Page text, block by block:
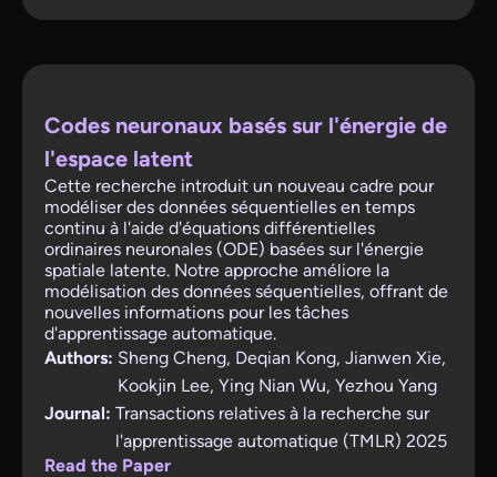
Codes neuronaux basés sur l'énergie de
l'espace latent
Cette recherche introduit un nouveau cadre pour
modéliser des données séquentielles en temps
continu à l'aide d'équations différentielles
ordinaires neuronales (ODE) basées sur l'énergie
spatiale latente. Notre approche améliore la
modélisation des données séquentielles, offrant de
nouvelles informations pour les tâches
d'apprentissage automatique.
Authors: Sheng Cheng, Deqian Kong, Jianwen Xie,
Kookjin Lee, Ying Nian Wu, Yezhou Yang
Journal: Transactions relatives à la recherche sur
l'apprentissage automatique (TMLR) 2025
Read the Paper